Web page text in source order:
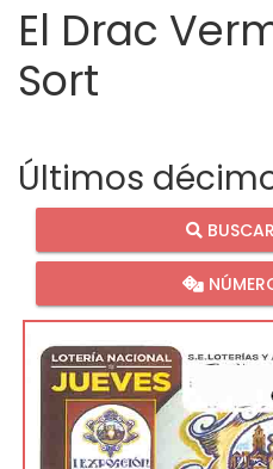
El Drac
Sort
Últimos